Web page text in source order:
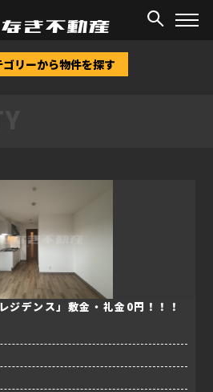
ゴリーから物件を探す
ジデンス」敷金・礼金0円！！！